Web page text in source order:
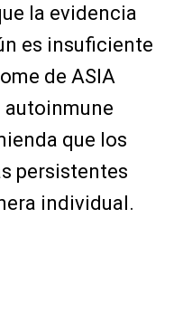
la evidencia
es insuficiente
de ASIA
autoinmune
que los
persistentes
individual.